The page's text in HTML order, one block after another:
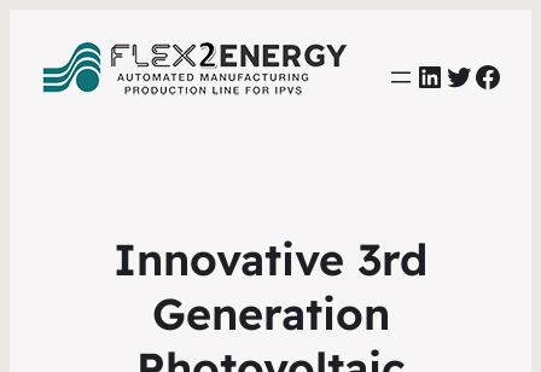
LinkedIn
Twitter
Innovative 3rd
Generation